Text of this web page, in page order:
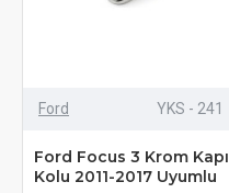
Ford YKS - 241
Ford Focus 3 Krom Kapı
Kolu 2011-2017 Uyumlu